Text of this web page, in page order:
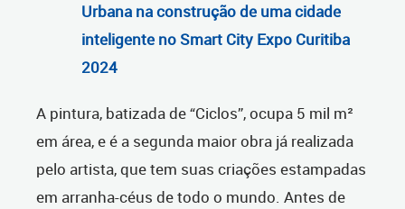
Urbana na construção de uma cidade
inteligente no Smart City Expo Curitiba
2024
A pintura, batizada de “Ciclos”, ocupa 5 mil m²
em área, e é a segunda maior obra já realizada
pelo artista, que tem suas criações estampadas
em arranha-céus de todo o mundo. Antes de